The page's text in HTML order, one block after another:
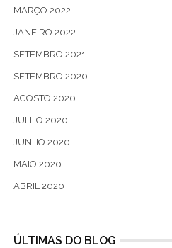
MARÇO 2022
JANEIRO 2022
SETEMBRO 2021
SETEMBRO 2020
AGOSTO 2020
JULHO 2020
JUNHO 2020
MAIO 2020
ABRIL 2020
ÚLTIMAS DO BLOG